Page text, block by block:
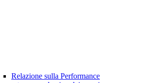
Relazione sulla Performance